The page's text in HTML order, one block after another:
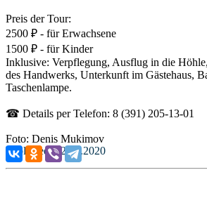
Preis der Tour:
2500 ₽ - für Erwachsene
1500 ₽ - für Kinder
Inklusive: Verpflegung, Ausflug in die
des Handwerks, Unterkunft im Gästehaus,
Taschenlampe.
☎ Details per Telefon: 8 (391) 205-13-01
Foto: Denis Mukimov
Published: 22.09.2020